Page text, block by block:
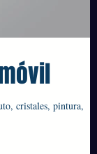
cristales, pintura,